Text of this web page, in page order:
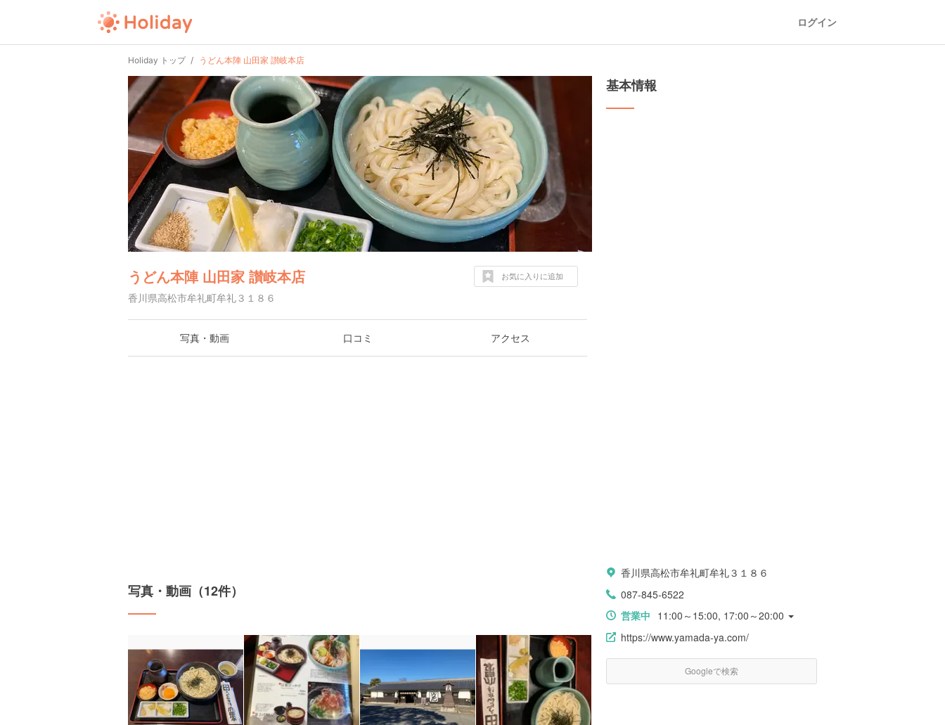
ログイン
Holiday トップ うどん本陣 山田家 讃岐本店
うどん本陣 山田家 讃岐本店
香川県高松市牟礼町牟礼３１８６
お気に入りに追加
写真・動画 口コミ アクセス
写真・動画（12件）
基本情報
香川県高松市牟礼町牟礼３１８６
087-845-6522
営業中 11:00～15:00, 17:00～20:00
https://www.yamada-ya.com/
Googleで検索